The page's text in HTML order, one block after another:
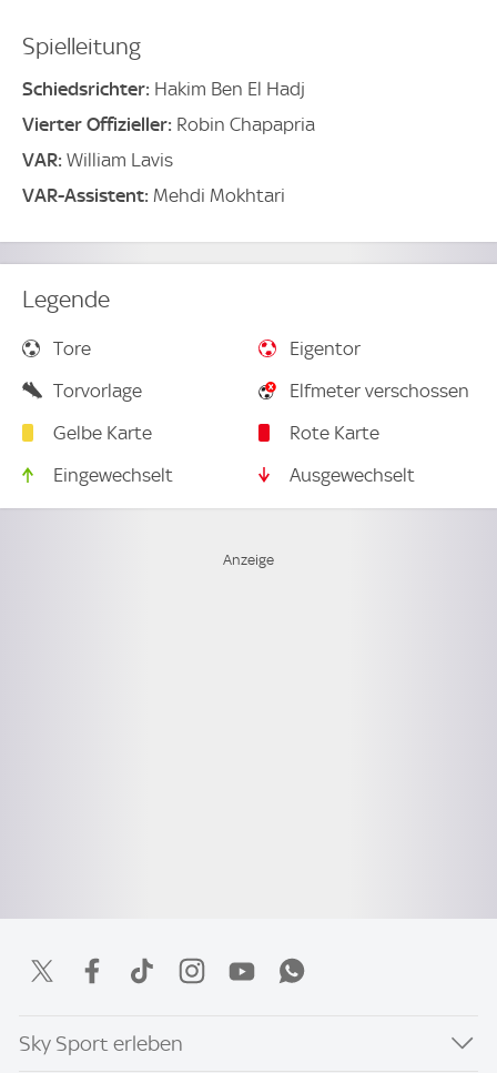
Spielleitung
Schiedsrichter: Hakim Ben El Hadj
Vierter Offizieller: Robin Chapapria
VAR: William Lavis
VAR-Assistent: Mehdi Mokhtari
Legende
Tore
Eigentor
Torvorlage
Elfmeter verschossen
Gelbe Karte
Rote Karte
Eingewechselt
Ausgewechselt
Sky Sport erleben